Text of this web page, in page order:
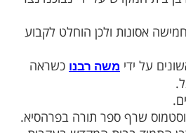
התחברו לכל
שמתחילים מיום י"ז
אלו ממעטים
על ידי נבוכנדנצר